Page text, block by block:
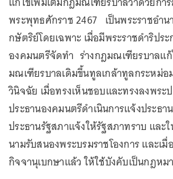
พระพุทธศักราช 2467 เป็นพระราชอำน
กษัตริย์โดยเฉพาะ เมื่อมีพระราชดำริปร
องคมนตรีจัดทำ ร่างกฎมณเฑียรบาลแก้
มณเฑียรบาลเดิมขึ้นทูลเกล้าทูลกระหม่อ
วินิจฉัย เมื่อทรงเห็นชอบและทรงลงพระ
ประธานองคมนตรีดำเนินการแจ้งประธา
ประธานรัฐสภาแจ้งให้รัฐสภาทราบ และ
นามรับสนองพระบรมราชโองการ และเมื่
กิจจานุเบกษาแล้ว ให้ใช้บังคับเป็นกฎหม